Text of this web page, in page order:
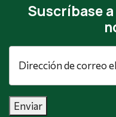
Suscríbase
Dirección
de
Enviar